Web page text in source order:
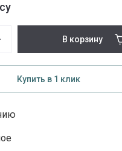
В корзину
Купить в 1 клик